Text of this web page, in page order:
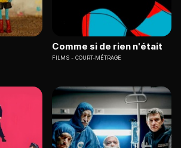
Comme si de rien n'était
FILMS COURT-MÉTRAGE